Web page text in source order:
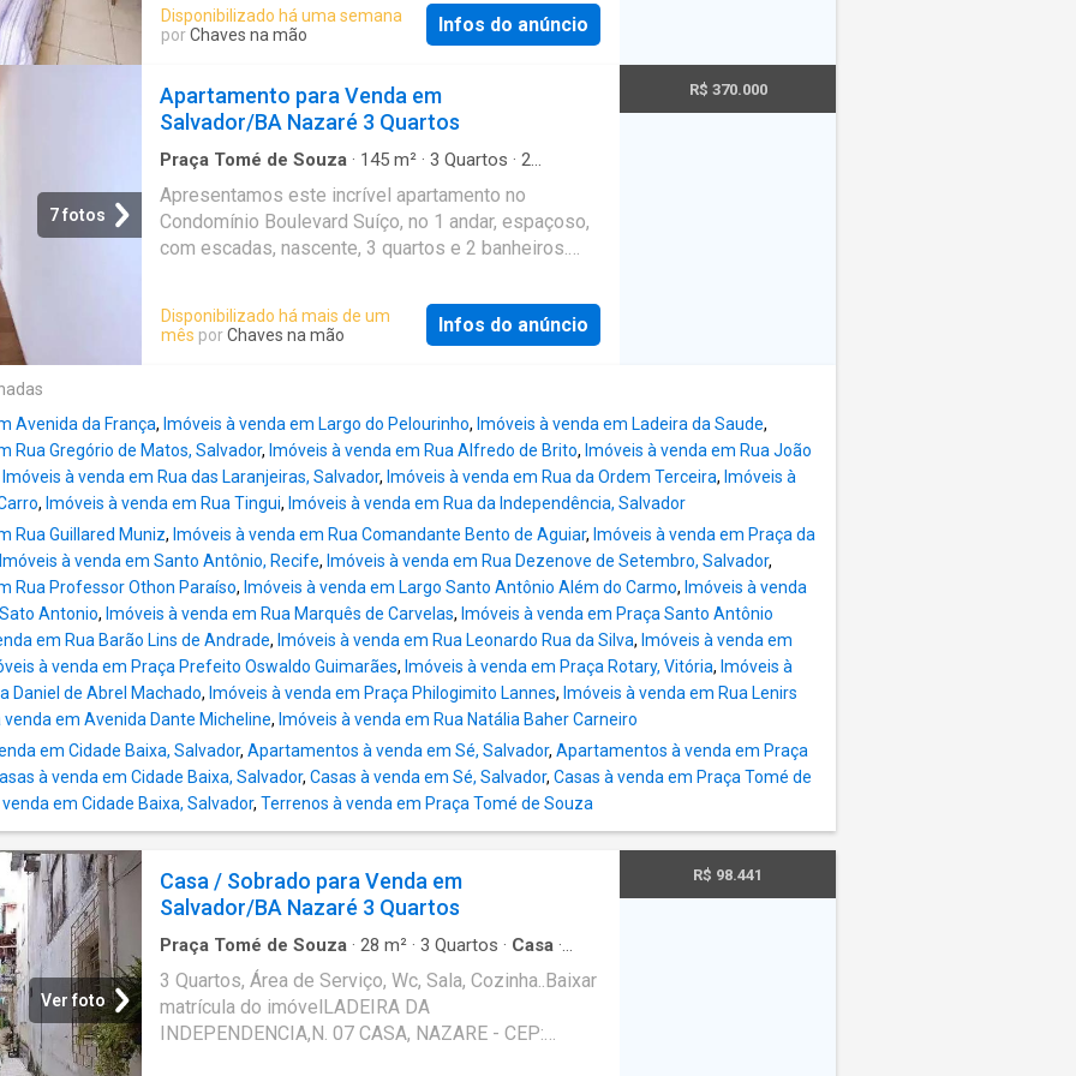
contato agora e agende uma visita — oportunidades
assim não ficam disponíveis por muito tempo!
ventilação e uma localização privilegiada, ideal para
privativa: *140 m²* * 3 quartos, sendo *1 suíte* *
Sala ampla para dois ambientes * 3 banheiros *
Varanda * Cozinha * Área de serviço * Dependência
completa de empregada (DCE) * Armários
planejados * Armários planejados na cozinha *
Todos os quartos possuem varanda privativa * 1
vaga de garagem coberta # *Infraestrutura do
Playground * Permitido animais * Água inclusa na
taxa de condomínio # *Diferenciais que valorizam o
iluminação natural * Varanda privativa em todos
Disponibilizado há uma semana
porChaves na mão Infos do anúncio
7 fotos
Apartamento para Venda em
Salvador/BA Nazaré 3 Quartos
Praça Tomé de Souza · 145 m² · 3 Quartos · 2
Apresentamos este incrível apartamento no
Condomínio Boulevard Suíço, no 1 andar, espaçoso,
com escadas, nascente, 3 quartos e 2 banheiros.
Disponibilizado há mais de um
mês porChaves na mão Infos do anúncio
R$ 370.000
Avenida da França, Imóveis à venda em Largo do Pelourinho, Imóveis à venda em Ladeira da Saude,
Rua Gregório de Matos, Salvador, Imóveis à venda em Rua Alfredo de Brito, Imóveis à venda em Rua João
Imóveis à venda em Rua das Laranjeiras, Salvador, Imóveis à venda em Rua da Ordem Terceira, Imóveis à
, Imóveis à venda em Rua Tingui, Imóveis à venda em Rua da Independência, Salvador
Rua Guillared Muniz, Imóveis à venda em Rua Comandante Bento de Aguiar, Imóveis à venda em Praça da
Imóveis à venda em Santo Antônio, Recife, Imóveis à venda em Rua Dezenove de Setembro, Salvador,
Rua Professor Othon Paraíso, Imóveis à venda em Largo Santo Antônio Além do Carmo, Imóveis à venda
Antonio, Imóveis à venda em Rua Marquês de Carvelas, Imóveis à venda em Praça Santo Antônio
em Rua Barão Lins de Andrade, Imóveis à venda em Rua Leonardo Rua da Silva, Imóveis à venda em
à venda em Praça Prefeito Oswaldo Guimarães, Imóveis à venda em Praça Rotary, Vitória, Imóveis à
Daniel de Abrel Machado, Imóveis à venda em Praça Philogimito Lannes, Imóveis à venda em Rua Lenirs
venda em Avenida Dante Micheline, Imóveis à venda em Rua Natália Baher Carneiro
em Cidade Baixa, Salvador, Apartamentos à venda em Sé, Salvador, Apartamentos à venda em Praça
à venda em Cidade Baixa, Salvador, Casas à venda em Sé, Salvador, Casas à venda em Praça Tomé de
em Cidade Baixa, Salvador, Terrenos à venda em Praça Tomé de Souza
Ver foto
Casa / Sobrado para Venda em
Salvador/BA Nazaré 3 Quartos
Praça Tomé de Souza · 28 m² · 3 Quartos · Casa ·
Área de serviço
3 Quartos, Área de Serviço, Wc, Sala, Cozinha..Baixar
matrícula do imóvelLADEIRA DA
INDEPENDENCIA,N. 07 CASA, NAZARE - CEP:
R$ 98.441